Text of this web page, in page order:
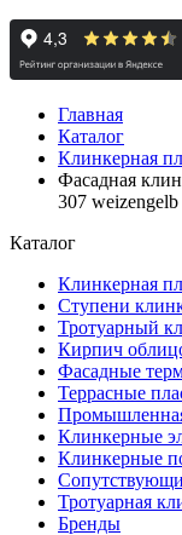
Главная
Каталог
Клинкерная
Фасадная
307
Каталог
Клинкерная
Ступени
Тротуарный
Кирпич
Фасадные
Террасные
Клинкерные
Клинкерные
Тротуарная
Бренды